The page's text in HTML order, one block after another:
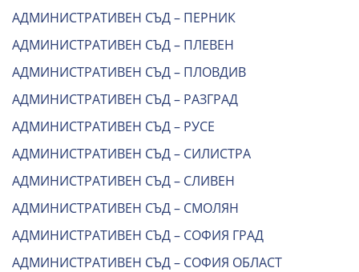
АДМИНИСТРАТИВЕН СЪД – ПЕРНИК
АДМИНИСТРАТИВЕН СЪД – ПЛЕВЕН
АДМИНИСТРАТИВЕН СЪД – ПЛОВДИВ
АДМИНИСТРАТИВЕН СЪД – РАЗГРАД
АДМИНИСТРАТИВЕН СЪД – РУСЕ
АДМИНИСТРАТИВЕН СЪД – СИЛИСТРА
АДМИНИСТРАТИВЕН СЪД – СЛИВЕН
АДМИНИСТРАТИВЕН СЪД – СМОЛЯН
АДМИНИСТРАТИВЕН СЪД – СОФИЯ ГРАД
АДМИНИСТРАТИВЕН СЪД – СОФИЯ ОБЛАСТ